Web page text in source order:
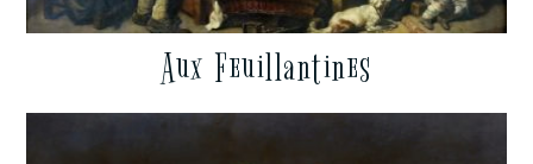
Aux Feuillantines